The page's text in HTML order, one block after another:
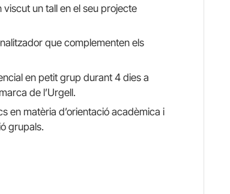
un tall en el seu projecte
que complementen els
en petit grup durant 4 dies a
de l’Urgell.
en matèria d’orientació acadèmica i
grupals.